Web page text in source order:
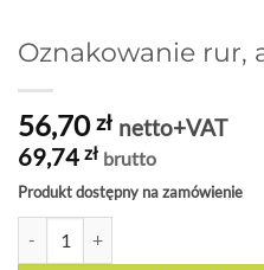
Oznakowanie rur,
56,70zł netto+VAT
69,74 zł brutto
Produkt dostępny na zamówienie